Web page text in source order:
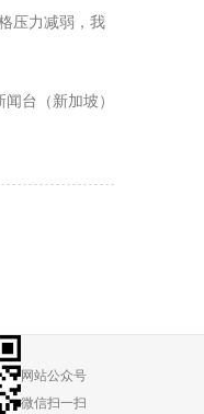
压力减弱，我
台（新加坡）
网站公众号
微信扫一扫